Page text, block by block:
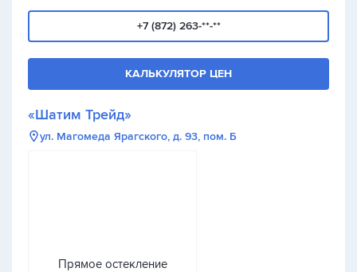
+7 (872) 263-**-**
КАЛЬКУЛЯТОР ЦЕН
«Шатим Трейд»
ул. Магомеда Ярагского, д. 93, пом. Б
Прямое остекление